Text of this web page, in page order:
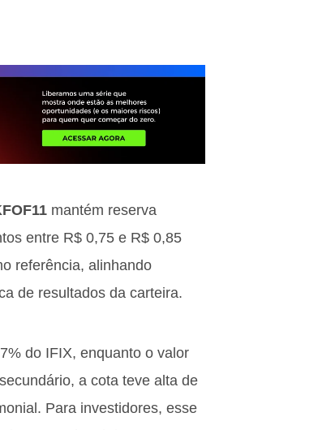
mantém reserva
entre R$ 0,75 e R$ 0,85
referência, alinhando
de resultados da carteira.
do IFIX, enquanto o valor
a cota teve alta de
Para investidores, esse